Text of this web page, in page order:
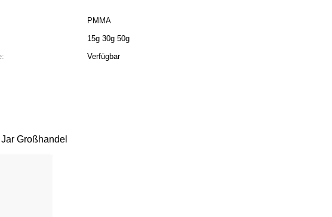
PMMA
15g 30g 50g
Verfügbar
Großhandel